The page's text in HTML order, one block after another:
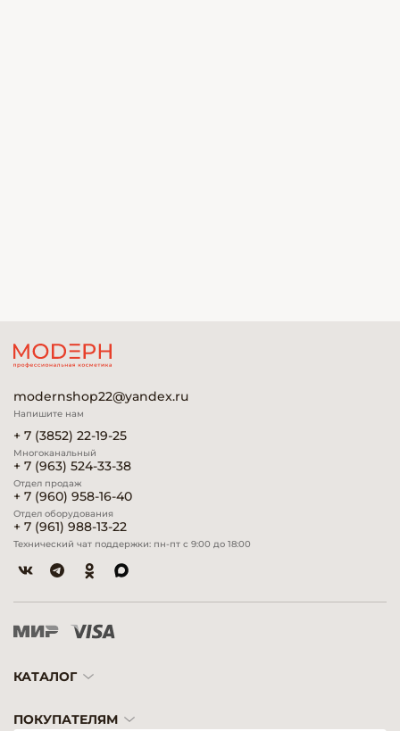
modernshop22@yandex.ru
Напишите нам
+ 7 (3852) 22-19-25
Многоканальный
+ 7 (963) 524-33-38
Отдел продаж
+ 7 (960) 958-16-40
Отдел оборудования
+ 7 (961) 988-13-22
Технический чат поддержки: пн-пт с 9:00 до 18:00
КАТАЛОГ
ПОКУПАТЕЛЯМ